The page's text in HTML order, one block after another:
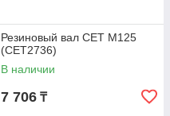
Резиновый вал CET M125
(CET2736)
В наличии
7 706 ₸